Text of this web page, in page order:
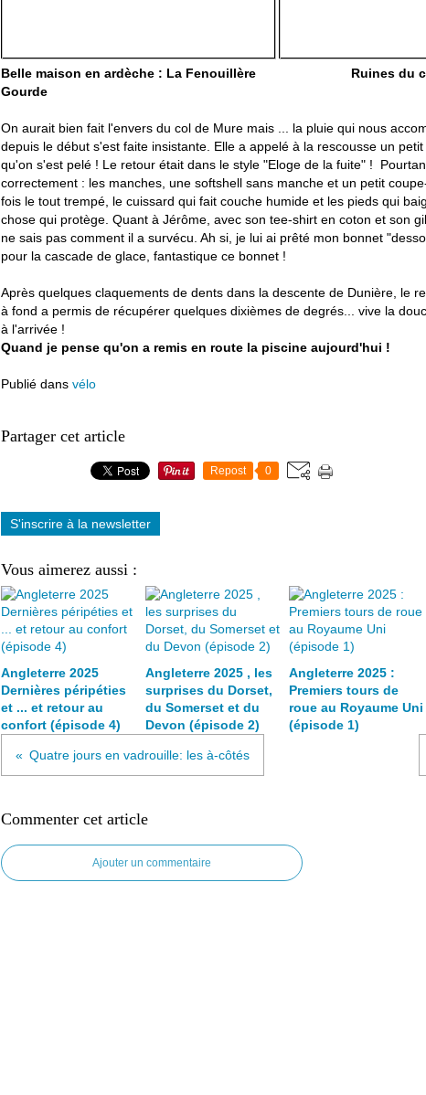
Belle maison en ardèche : La Fenouillère Ruines du
Gourde
On aurait bien fait l'envers du col de Mure mais ... la pluie qui nous
depuis le début s'est faite insistante. Elle a appelé à la rescousse un
qu'on s'est pelé ! Le retour était dans le style "Eloge de la fuite" !
correctement : les manches, une softshell sans manche et un petit
fois le tout trempé, le cuissard qui fait couche humide et les pieds qui
chose qui protège. Quant à Jérôme, avec son tee-shirt en coton et son
ne sais pas comment il a survécu. Ah si, je lui ai prêté mon bonnet
pour la cascade de glace, fantastique ce bonnet !
Après quelques claquements de dents dans la descente de Dunière, le
à fond a permis de récupérer quelques dixièmes de degrés... vive la
à l'arrivée !
Quand je pense qu'on a remis en route la piscine aujourd'hui !
Publié dans vélo
Partager cet article
Repost 0
S'inscrire à la newsletter
Vous aimerez aussi :
Angleterre 2025
Dernières péripéties
et ... et retour au
confort (épisode 4)
Angleterre 2025 , les
surprises du Dorset,
du Somerset et du
Devon (épisode 2)
Angleterre 2025 :
Premiers tours de
roue au Royaume Uni
(épisode 1)
Quatre jours en vadrouille: les à-côtés
Commenter cet article
Ajouter un commentaire